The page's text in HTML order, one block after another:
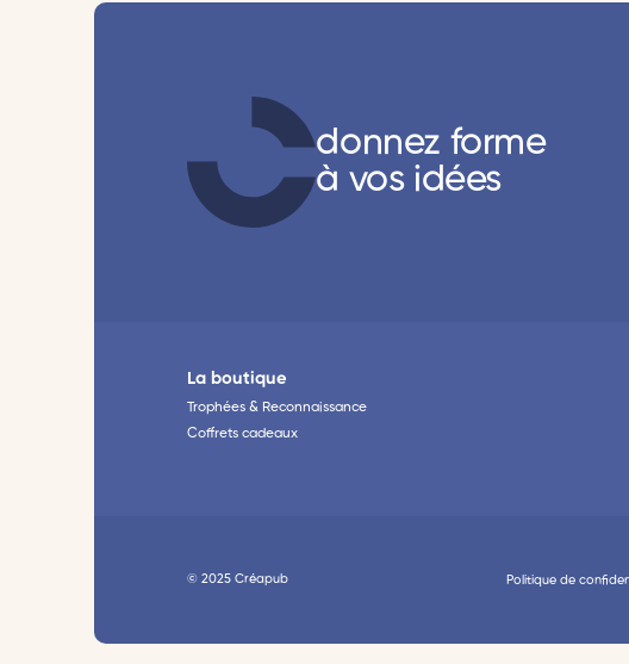
donnez forme
à vos idées
La boutique
Trophées & Reconnaissance
Coffrets cadeaux
© 2025 Créapub Politique de